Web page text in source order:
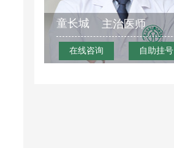
童长城 主治医师
在线咨询 自助挂号